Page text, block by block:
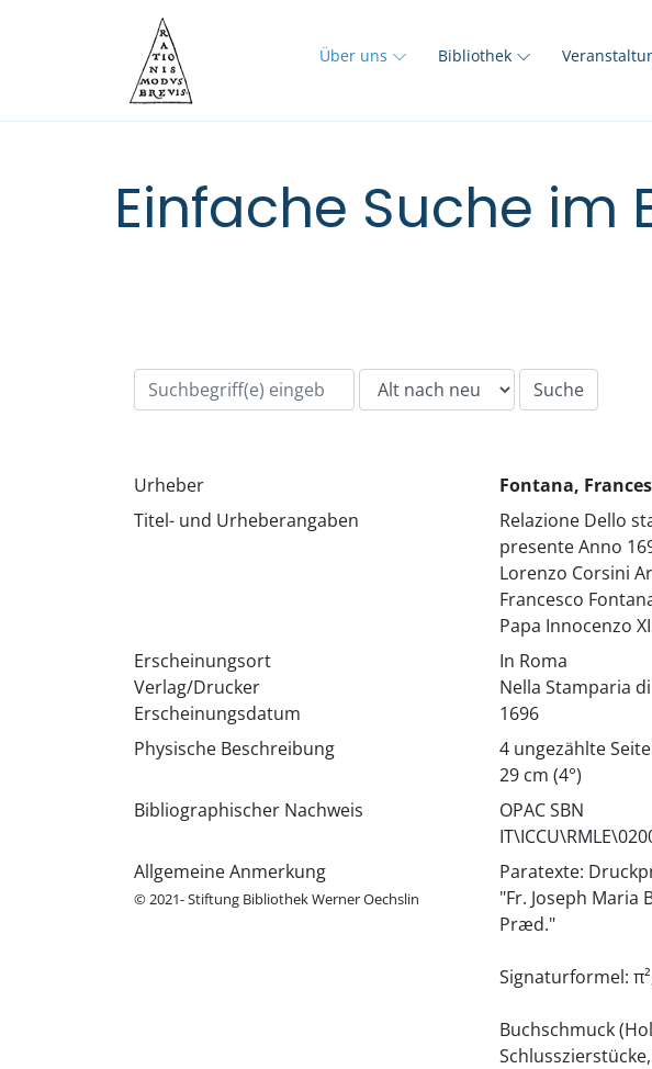
Über uns Bibliothek
Einfache Suche im
Urheber Fontana,
Titel- und Urheberangaben
Relazione Dello
presente Anno
Lorenzo Corsini
Francesco
Papa Innocenzo
Erscheinungsort
Verlag/Drucker
Erscheinungsdatum
In Roma
Nella Stamparia
1696
Physische Beschreibung
4 ungezählte
29 cm (4°)
Bibliographischer Nachweis
OPAC SBN
Allgemeine Anmerkung
© 2021- Stiftung Bibliothek Werner Oechslin
Paratexte:
"Fr. Joseph Maria
Præd."
Signaturformel: π²,
Buchschmuck